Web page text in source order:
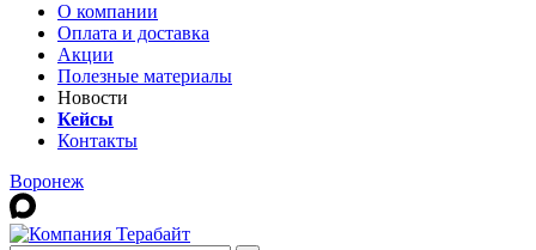
О компании
Оплата и доставка
Акции
Полезные материалы
Новости
Кейсы
Контакты
Воронеж